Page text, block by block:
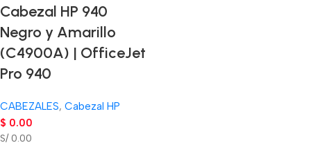
Cabezal HP 940
Negro y Amarillo
(C4900A) | OfficeJet
Pro 940
CABEZALES, Cabezal HP
$ 0.00
S/ 0.00